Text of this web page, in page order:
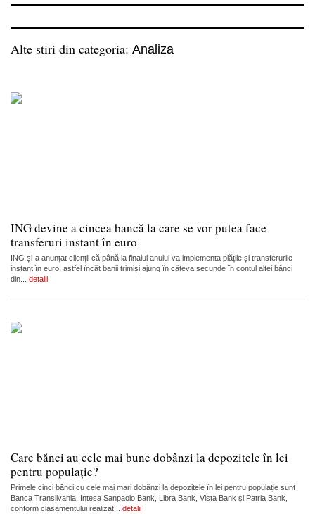
Alte stiri din categoria: Analiza
ING devine a cincea bancă la care se vor putea face
transferuri instant în euro
ING și-a anunțat clienții că până la finalul anului va implementa plățile și transferurile
instant în euro, astfel încât banii trimiși ajung în câteva secunde în contul altei bănci
din... detalii
Care bănci au cele mai bune dobânzi la depozitele în lei
pentru populație?
Primele cinci bănci cu cele mai mari dobânzi la depozitele în lei pentru populație sunt
Banca Transilvania, Intesa Sanpaolo Bank, Libra Bank, Vista Bank și Patria Bank,
conform clasamentului realizat... detalii